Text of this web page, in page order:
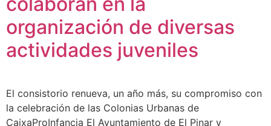
organización de diversas
actividades juveniles
El consistorio renueva, un año más, su compromiso con
la celebración de las Colonias Urbanas de
CaixaProInfancia El Ayuntamiento de El Pinar y